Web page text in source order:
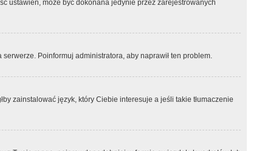
ustawień, może być dokonana jedynie przez zarejestrowanych
Poinformuj administratora, aby naprawił ten problem.
zainstalować język, który Ciebie interesuje a jeśli takie tłumaczenie